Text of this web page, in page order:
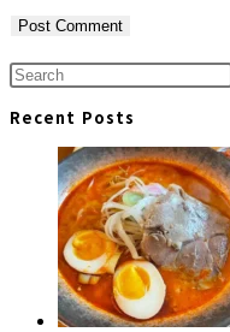
Recent Posts